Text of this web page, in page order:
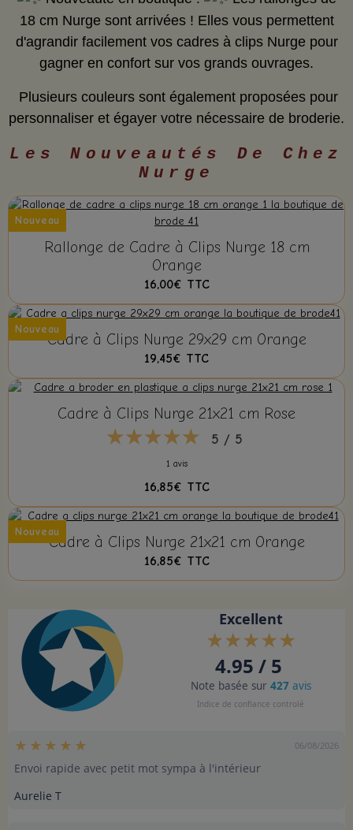
18 cm Nurge sont arrivées ! Elles vous permettent
d'agrandir facilement vos cadres à clips Nurge pour
gagner en confort sur vos grands ouvrages.
Plusieurs couleurs sont également proposées pour
personnaliser et égayer votre nécessaire de broderie.
Les Nouveautés De Chez
Nurge
Nouveau
Rallonge de Cadre à Clips Nurge 18 cm
Orange
16,00€ TTC
Nouveau
Cadre à Clips Nurge 29x29 cm Orange
19,45€ TTC
Cadre à Clips Nurge 21x21 cm Rose
5 / 5
1 avis
16,85€ TTC
Nouveau
Cadre à Clips Nurge 21x21 cm Orange
16,85€ TTC
Excellent
4.95 / 5
Note basée sur 427avis
Indice de confiance controlé
06/08/2026
Envoi rapide avec petit mot sympa à l'intérieur
Aurelie T